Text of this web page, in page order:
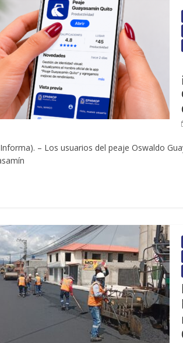
– Los usuarios del peaje Oswaldo